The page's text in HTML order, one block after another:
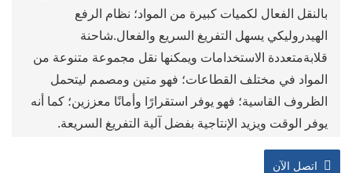
بالنقل الفعال لكميات كبيرة من المواد؛ نظام الرفع
الهيدروليكي يسهل التفريغ السريع والفعال.شاحنة
قلابةمتعددة الاستخدامات ويمكنها نقل مجموعة متنوعة من
المواد في مختلف القطاعات؛ فهو متين ومصمم ليتحمل
الظروف القاسية؛ فهو يوفر استقرارًا وأمانًا معززين؛ كما أنه
يوفر الوقت ويزيد الإنتاجية بفضل آلية التفريغ السريعة.
اتصل الآن